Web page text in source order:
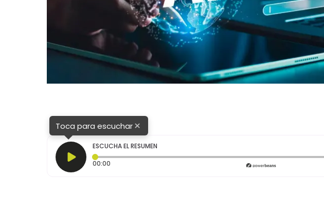
Toca para escuchar×
ESCUCHA EL RESUMEN
00:00